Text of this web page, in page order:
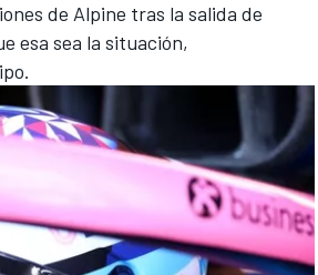
de Alpine tras la salida de
esa sea la situación,